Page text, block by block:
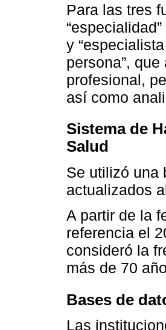
Para las tres
y
persona”,
profesional,
así como
Sistema de
Salud
Se utilizó una
actualizados
A partir de la
referencia el
consideró la
más de 70
Bases de
Las